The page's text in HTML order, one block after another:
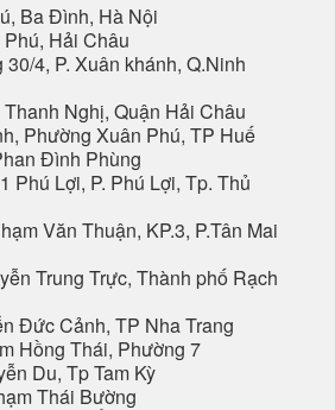
Ba Đình, Hà Nội
Hải Châu
4, P. Xuân khánh, Q.Ninh
Nghị, Quận Hải Châu
Phường Xuân Phú, TP Huế
Đình Phùng
Phú Lợi, P. Phú Lợi, Tp. Thủ
Văn Thuận, KP.3, P.Tân Mai
Trung Trực, Thành phố Rạch
Đức Cảnh, TP Nha Trang
Hồng Thái, Phường 7
Du, Tp Tam Kỳ
Thái Bường